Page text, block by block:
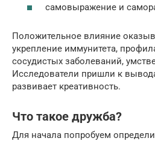
самовыражение и
Положительное влияние
укрепление иммунитета,
сосудистых заболеваний,
Исследователи пришли к
развивает креативность.
Что такое дружба?
Для начала попробуем